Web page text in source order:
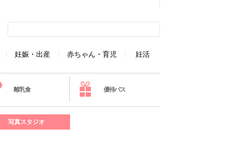
妊娠・出産 赤ちゃん・育児 妊活
離乳食 優待パス
写真スタジオ